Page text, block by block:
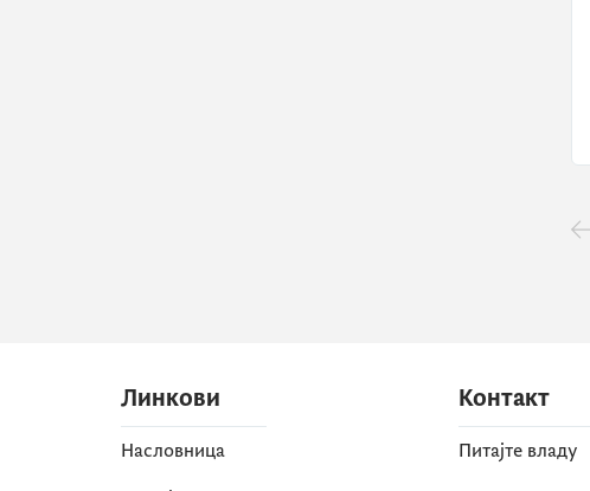
Линкови
Насловница
Контакт
Питајте владу